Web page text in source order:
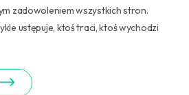
zadowoleniem wszystkich stron.
ustępuje, ktoś traci, ktoś wychodzi